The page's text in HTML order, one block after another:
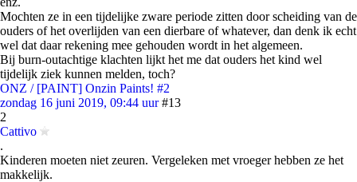
Mochten ze in een tijdelijke zware periode zitten door scheiding van de
ouders of het overlijden van een dierbare of whatever, dan denk ik echt
wel dat daar rekening mee gehouden wordt in het algemeen.
Bij burn-outachtige klachten lijkt het me dat ouders het kind wel
tijdelijk ziek kunnen melden, toch?
ONZ / [PAINT] Onzin Paints! #2
zondag 16 juni 2019, 09:44 uur #13
2
Cattivo
.
Kinderen moeten niet zeuren. Vergeleken met vroeger hebben ze het
makkelijk.